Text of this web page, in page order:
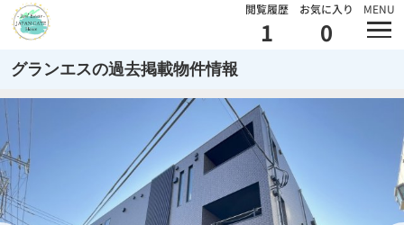
閲覧履歴
1
お気に入り
0
MENU
グランエスの過去掲載物件情報